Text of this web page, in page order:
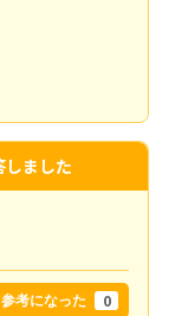
しました
参考になった 0